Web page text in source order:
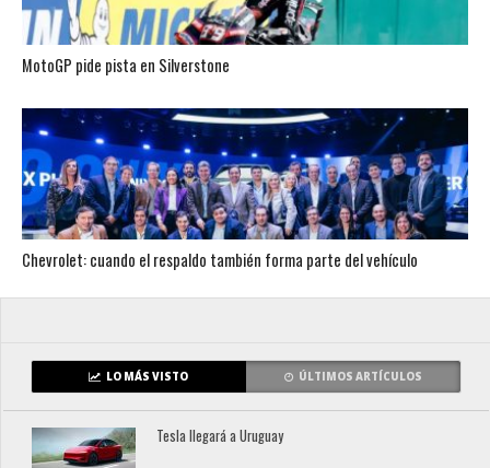
MotoGP pide pista en Silverstone
Chevrolet: cuando el respaldo también forma parte del vehículo
LO MÁS VISTO ÚLTIMOS ARTÍCULOS
Tesla llegará a Uruguay